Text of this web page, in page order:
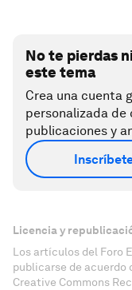
No te pierdas
este tema
Crea una cuenta
personalizada
publicaciones y
Licencia y
Los artículos del Foro
publicarse de
Creative Commons